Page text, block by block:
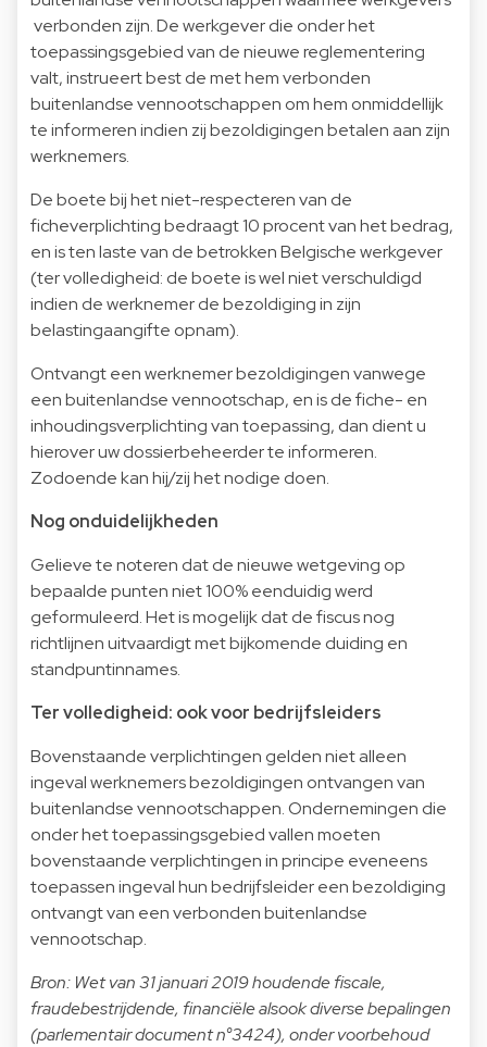
verbonden zijn. De werkgever die onder het
toepassingsgebied van de nieuwe reglementering
valt, instrueert best de met hem verbonden
buitenlandse vennootschappen om hem onmiddellijk
te informeren indien zij bezoldigingen betalen aan zijn
werknemers.
De boete bij het niet-respecteren van de
ficheverplichting bedraagt 10 procent van het bedrag,
en is ten laste van de betrokken Belgische werkgever
(ter volledigheid: de boete is wel niet verschuldigd
indien de werknemer de bezoldiging in zijn
belastingaangifte opnam).
Ontvangt een werknemer bezoldigingen vanwege
een buitenlandse vennootschap, en is de fiche- en
inhoudingsverplichting van toepassing, dan dient u
hierover uw dossierbeheerder te informeren.
Zodoende kan hij/zij het nodige doen.
Nog onduidelijkheden
Gelieve te noteren dat de nieuwe wetgeving op
bepaalde punten niet 100% eenduidig werd
geformuleerd. Het is mogelijk dat de fiscus nog
richtlijnen uitvaardigt met bijkomende duiding en
standpuntinnames.
Ter volledigheid: ook voor bedrijfsleiders
Bovenstaande verplichtingen gelden niet alleen
ingeval werknemers bezoldigingen ontvangen van
buitenlandse vennootschappen. Ondernemingen die
onder het toepassingsgebied vallen moeten
bovenstaande verplichtingen in principe eveneens
toepassen ingeval hun bedrijfsleider een bezoldiging
ontvangt van een verbonden buitenlandse
vennootschap.
Bron: Wet van 31 januari 2019 houdende fiscale,
fraudebestrijdende, financiële alsook diverse bepalingen
(parlementair document n°3424), onder voorbehoud